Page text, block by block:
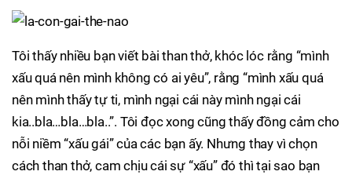
Tôi thấy nhiều bạn viết bài than thở, khóc lóc rằng “mình
xấu quá nên mình không có ai yêu”, rằng “mình xấu quá
nên mình thấy tự ti, mình ngại cái này mình ngại cái
kia..bla…bla…bla..”. Tôi đọc xong cũng thấy đồng cảm cho
nỗi niềm “xấu gái” của các bạn ấy. Nhưng thay vì chọn
cách than thở, cam chịu cái sự “xấu” đó thì tại sao bạn